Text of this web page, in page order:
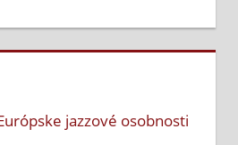
jazzové osobnosti